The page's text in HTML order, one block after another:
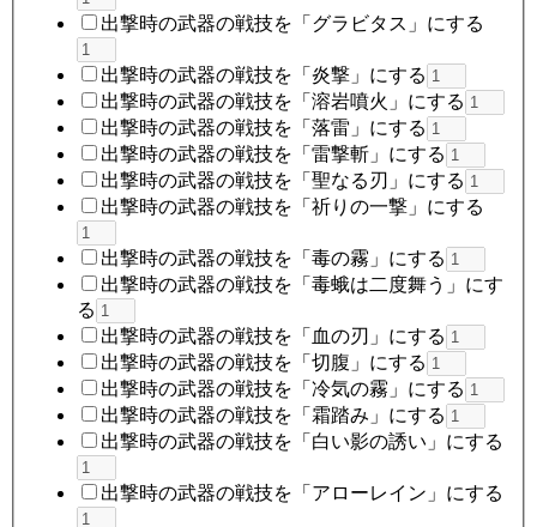
出撃時の武器の戦技を「グラビタス」にする
出撃時の武器の戦技を「炎撃」にする
出撃時の武器の戦技を「溶岩噴火」にする
出撃時の武器の戦技を「落雷」にする
出撃時の武器の戦技を「雷撃斬」にする
出撃時の武器の戦技を「聖なる刃」にする
出撃時の武器の戦技を「祈りの一撃」にする
出撃時の武器の戦技を「毒の霧」にする
出撃時の武器の戦技を「毒蛾は二度舞う」にす
る
出撃時の武器の戦技を「血の刃」にする
出撃時の武器の戦技を「切腹」にする
出撃時の武器の戦技を「冷気の霧」にする
出撃時の武器の戦技を「霜踏み」にする
出撃時の武器の戦技を「白い影の誘い」にする
出撃時の武器の戦技を「アローレイン」にする